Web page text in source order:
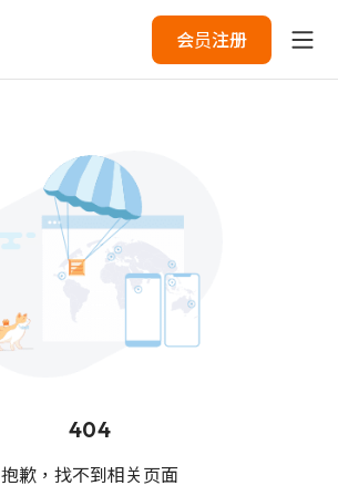
会员注册
404
抱歉，找不到相关页面